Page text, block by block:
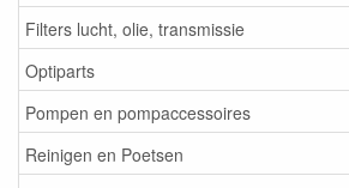
Filters lucht, olie, transmissie
Optiparts
Pompen en pompaccessoires
Reinigen en Poetsen